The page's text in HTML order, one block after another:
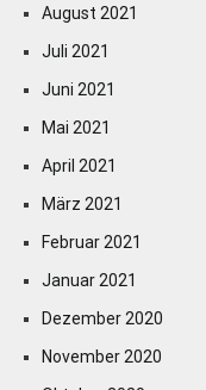
August 2021
Juli 2021
Juni 2021
Mai 2021
April 2021
März 2021
Februar 2021
Januar 2021
Dezember 2020
November 2020